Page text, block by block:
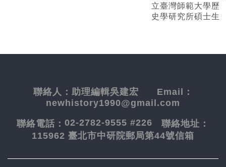
立臺灣師範大學歷
史學研究所碩士生
聯絡人： 助理編輯吳建宏 Email：
newhistory1990@gmail.com
聯絡電話： 02-2782-9555 #226 聯絡地址：
115962 臺北市中研院郵局第44號信箱